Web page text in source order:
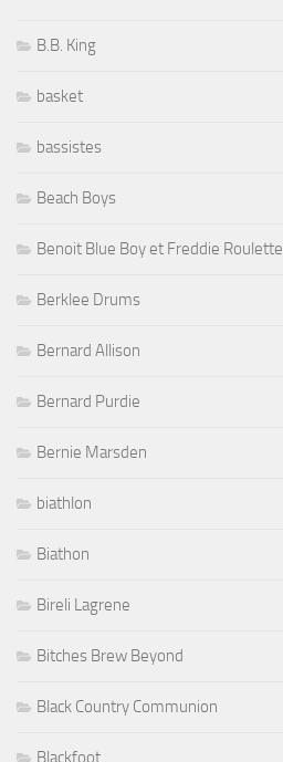
B.B. King
basket
bassistes
Beach Boys
Benoit Blue Boy et Freddie Roulette
Berklee Drums
Bernard Allison
Bernard Purdie
Bernie Marsden
biathlon
Biathon
Bireli Lagrene
Bitches Brew Beyond
Black Country Communion
Blackfoot